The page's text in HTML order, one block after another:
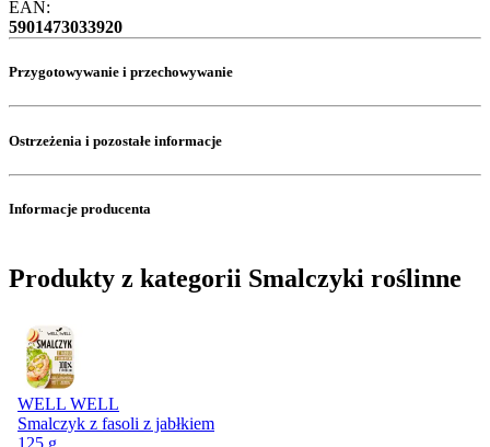
EAN:
5901473033920
Przygotowywanie i przechowywanie
Ostrzeżenia i pozostałe informacje
Informacje producenta
Produkty z kategorii Smalczyki roślinne
WELL WELL
Smalczyk z fasoli z jabłkiem
125 g